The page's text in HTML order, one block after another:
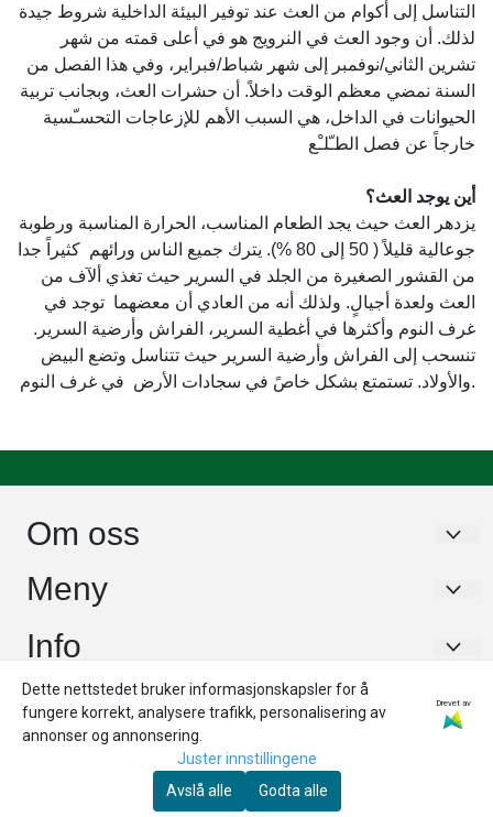
التناسل إلى أكوام من العث عند توفير البيئة الداخلية شروط جيدة
لذلك. أن وجود العث في النرويج هو في أعلى قمته من شهر
تشرين الثاني/نوفمبر إلى شهر شباط/فبراير، وفي هذا الفصل من
السنة نمضي معظم الوقت داخلاً. أن حشرات العث، وبجانب تربية
الحيوانات في الداخل، هي السبب الأهم للإزعاجات التحسـّسية
خارجاً عن فصل الطـّلـْع
أين يوجد العث؟
يزدهر العث حيث يجد الطعام المناسب، الحرارة المناسبة ورطوبة
جوعالية قليلاً ( 50 إلى 80 %). يترك جميع الناس ورائهم كثيراً جدا
من القشور الصغيرة من الجلد في السرير حيث تغذي ألآف من
العث ولعدة أجيالٍ. ولذلك أنه من العادي أن معضهما توجد في
غرف النوم وأكثرها في أغطية السرير، الفراش وأرضية السرير.
تنسحب إلى الفراش وأرضية السرير حيث تتناسل وتضع البيض
والأولاد. تستمتع بشكل خاصً في سجادات الأرض في غرف النوم.
Om oss
Sleep Scandinavia AS
8516 Narvik
Org. nr. 987726482
Tlf:98909301
Meny
Om oss
Gi din tilbakemelding!
Refusjonsordning for middtrekk
Info
Om oss
Kontakt oss
Gi din tilbakemelding!
Nyhetsbrev
Registrer deg for å motta nyheter og tilbud!
Dette nettstedet bruker informasjonskapsler for å
fungere korrekt, analysere trafikk, personalisering av
annonser og annonsering.
Drevet av
Juster innstillingene
Avslå alle
Godta alle